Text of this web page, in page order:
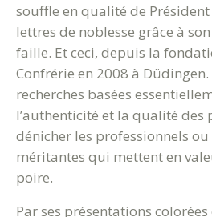
souffle en qualité de
lettres de noblesse grâce à
faille. Et ceci, depuis la
Confrérie en 2008 à Düdingen.
recherches basées
l’authenticité et la qualité des
dénicher les professionnels
méritantes qui mettent en
poire.
Par ses présentations